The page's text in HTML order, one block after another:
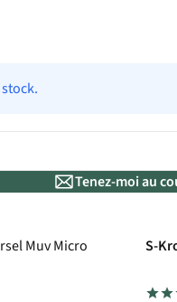
Tenez-moi au
Muv Micro S-